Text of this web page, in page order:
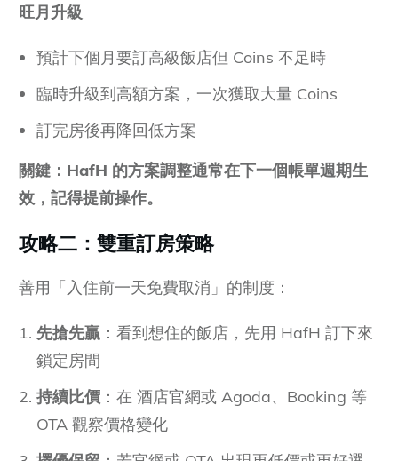
旺月升級
預計下個月要訂高級飯店但 Coins 不足時
臨時升級到高額方案，一次獲取大量 Coins
訂完房後再降回低方案
關鍵：HafH 的方案調整通常在下一個帳單週期生
效，記得提前操作。
攻略二：雙重訂房策略
善用「入住前一天免費取消」的制度：
先搶先贏 ：看到想住的飯店，先用 HafH 訂下來
鎖定房間
持續比價 ：在 酒店官網或 Agoda、Booking 等
OTA 觀察價格變化